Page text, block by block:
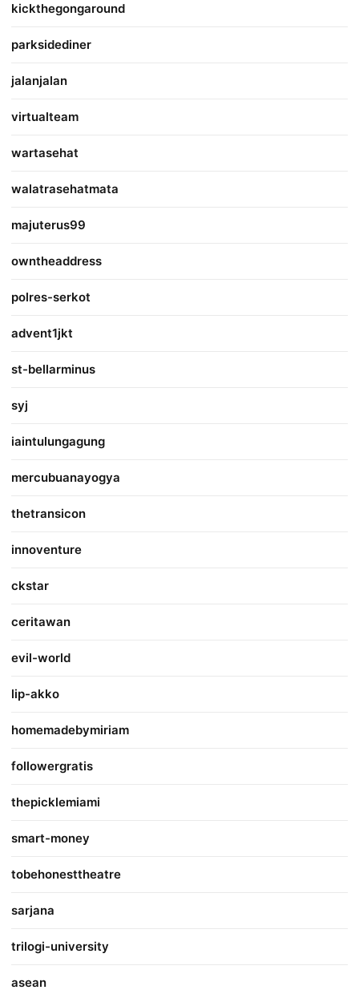
kickthegongaround
parksidediner
jalanjalan
virtualteam
wartasehat
walatrasehatmata
majuterus99
owntheaddress
polres-serkot
advent1jkt
st-bellarminus
syj
iaintulungagung
mercubuanayogya
thetransicon
innoventure
ckstar
ceritawan
evil-world
lip-akko
homemadebymiriam
followergratis
thepicklemiami
smart-money
tobehonesttheatre
sarjana
trilogi-university
asean